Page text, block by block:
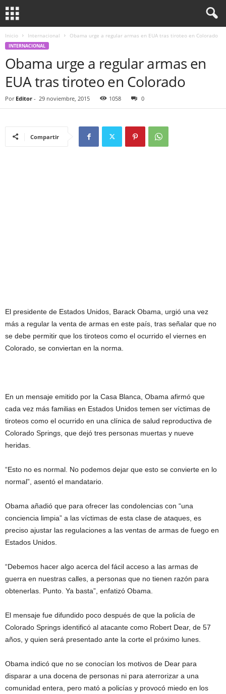
Inicio Internacional Obama urge a regular armas en EUA tras tiroteo en Colorado
INTERNACIONAL
Obama urge a regular armas en
EUA tras tiroteo en Colorado
Por Editor - 29 noviembre, 2015 1058 0
Compartir
El presidente de Estados Unidos, Barack Obama, urgió una vez
más a regular la venta de armas en este país, tras señalar que no
se debe permitir que los tiroteos como el ocurrido el viernes en
Colorado, se conviertan en la norma.
En un mensaje emitido por la Casa Blanca, Obama afirmó que
cada vez más familias en Estados Unidos temen ser víctimas de
tiroteos como el ocurrido en una clínica de salud reproductiva de
Colorado Springs, que dejó tres personas muertas y nueve
heridas.
“Esto no es normal. No podemos dejar que esto se convierte en lo
normal”, asentó el mandatario.
Obama añadió que para ofrecer las condolencias con “una
conciencia limpia” a las víctimas de esta clase de ataques, es
preciso ajustar las regulaciones a las ventas de armas de fuego en
Estados Unidos.
“Debemos hacer algo acerca del fácil acceso a las armas de
guerra en nuestras calles, a personas que no tienen razón para
obtenerlas. Punto. Ya basta”, enfatizó Obama.
El mensaje fue difundido poco después de que la policía de
Colorado Springs identificó al atacante como Robert Dear, de 57
años, y quien será presentado ante la corte el próximo lunes.
Obama indicó que no se conocían los motivos de Dear para
disparar a una docena de personas ni para aterrorizar a una
comunidad entera, pero mató a policías y provocó miedo en los